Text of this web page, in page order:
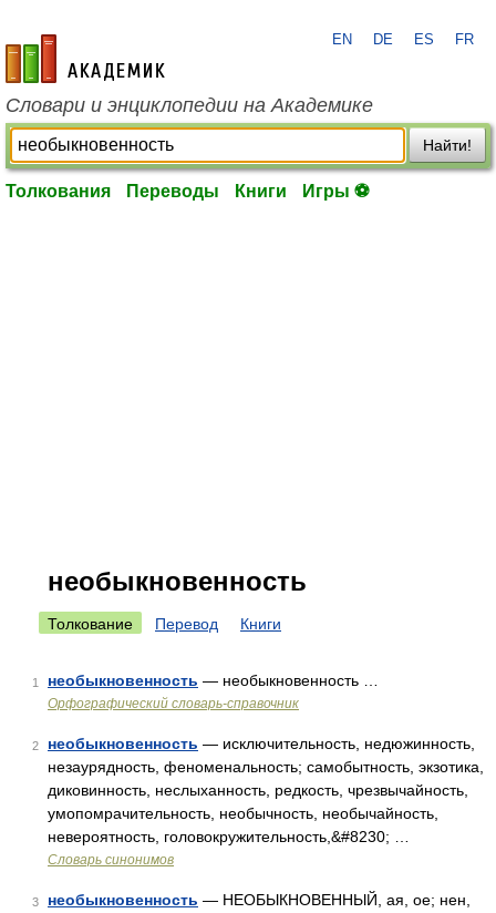
academic.ru
EN DE ES FR
Словари и энциклопедии на Академике
Найти!
Толкования Переводы Книги Игры ⚽
необыкновенность
Толкование Перевод Книги
1 необыкновенность — необыкновенность …
Орфографический словарь-справочник
2 необыкновенность — исключительность, недюжинность,
незаурядность, феноменальность; самобытность, экзотика,
диковинность, неслыханность, редкость, чрезвычайность,
умопомрачительность, необычность, необычайность,
невероятность, головокружительность,&#8230; …
Словарь синонимов
3 необыкновенность — НЕОБЫКНОВЕННЫЙ, ая, ое; нен,